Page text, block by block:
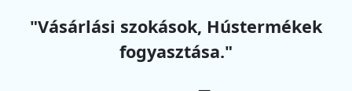
"Vásárlási szokások, Hústermékek
fogyasztása."